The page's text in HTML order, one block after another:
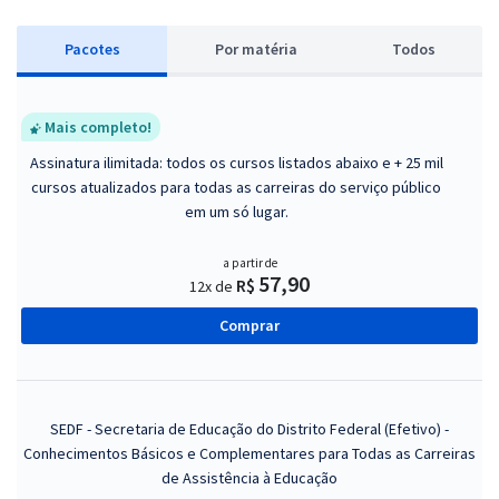
Pacotes Por matéria Todos
Mais completo!
Assinatura ilimitada: todos os cursos listados abaixo e + 25 mil
cursos atualizados para todas as carreiras do serviço público
em um só lugar.
a partir de
12x de R$ 57,90
Comprar
SEDF - Secretaria de Educação do Distrito Federal (Efetivo) -
Conhecimentos Básicos e Complementares para Todas as Carreiras
de Assistência à Educação